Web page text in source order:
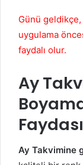
Günü
uygulama
faydalı olur.
Ay
Ay Takvimine